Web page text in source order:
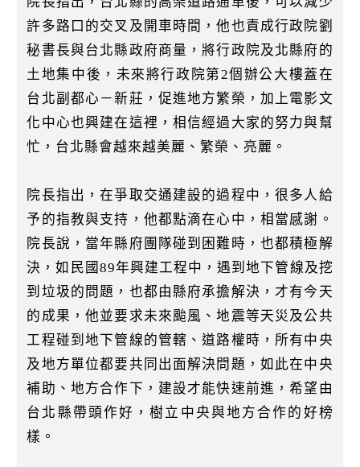
許多路口的交叉及開車時間，他也責成行政院劉
秘書長與台北縣政府商量，將行政院及北縣府的
土地集中後，未來將行政院第2個辦公大樓蓋在
台北副都心－新莊，促進地方繁榮，加上電影文
化中心也興建在這裡，相信經過大家的努力與幫
忙，台北縣會越來越美麗、繁榮、亮麗。
院長指出，在爭取交通建設的過程中，很多人給
予的指教與支持，他都點滴在心中，相當感謝。
院長說，當年縣府團隊碰到困難時，也都積極解
決，如民國89年興建工程中，遇到地下管線及挖
到垃圾的問題，也都由縣府承擔解決，才有今天
的成果，他並要求未來颱風、地震等天災及公共
工程碰到地下管線的管轄、道路權時，所有中央
及地方單位都要共同出面解決問題，如此在中央
補助、地方合作下，建設才能快速前進，希望由
台北縣帶頭作好，樹立中央與地方合作的好榜
樣。